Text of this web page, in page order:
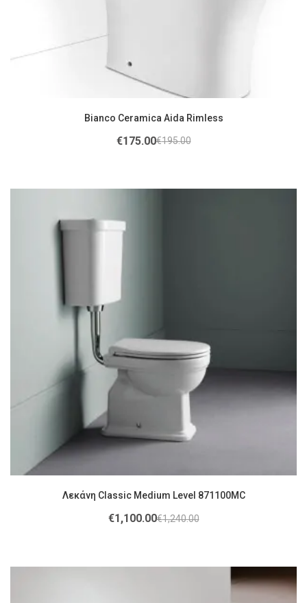
Bianco Ceramica Aida Rimless
€195.00
€175.00
Λεκάνη Classic Medium Level 871100MC
€1,240.00
€1,100.00